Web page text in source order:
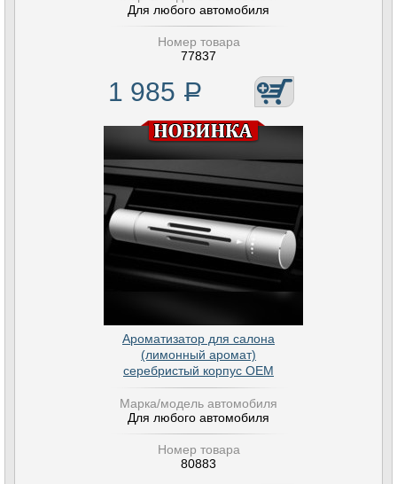
Для любого автомобиля
Номер товара
77837
1 985 Р
Ароматизатор для салона
(лимонный аромат)
серебристый корпус OEM
Марка/модель автомобиля
Для любого автомобиля
Номер товара
80883